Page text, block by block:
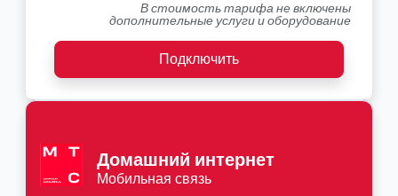
В стоимость тарифа не включены
дополнительные услуги и оборудование
Подключить
Домашний интернет
Мобильная связь